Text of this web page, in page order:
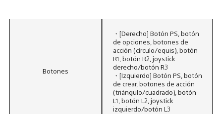
Botones​
・[Derecho]​ Botón PS, botón
de opciones, botones de
acción (círculo/equis), botón
R1, botón R2, joystick
derecho/botón R3
・[Izquierdo]​ Botón PS, botón
de crear, botones de acción
(triángulo/cuadrado), botón
L1, botón L2, joystick
izquierdo/botón L3